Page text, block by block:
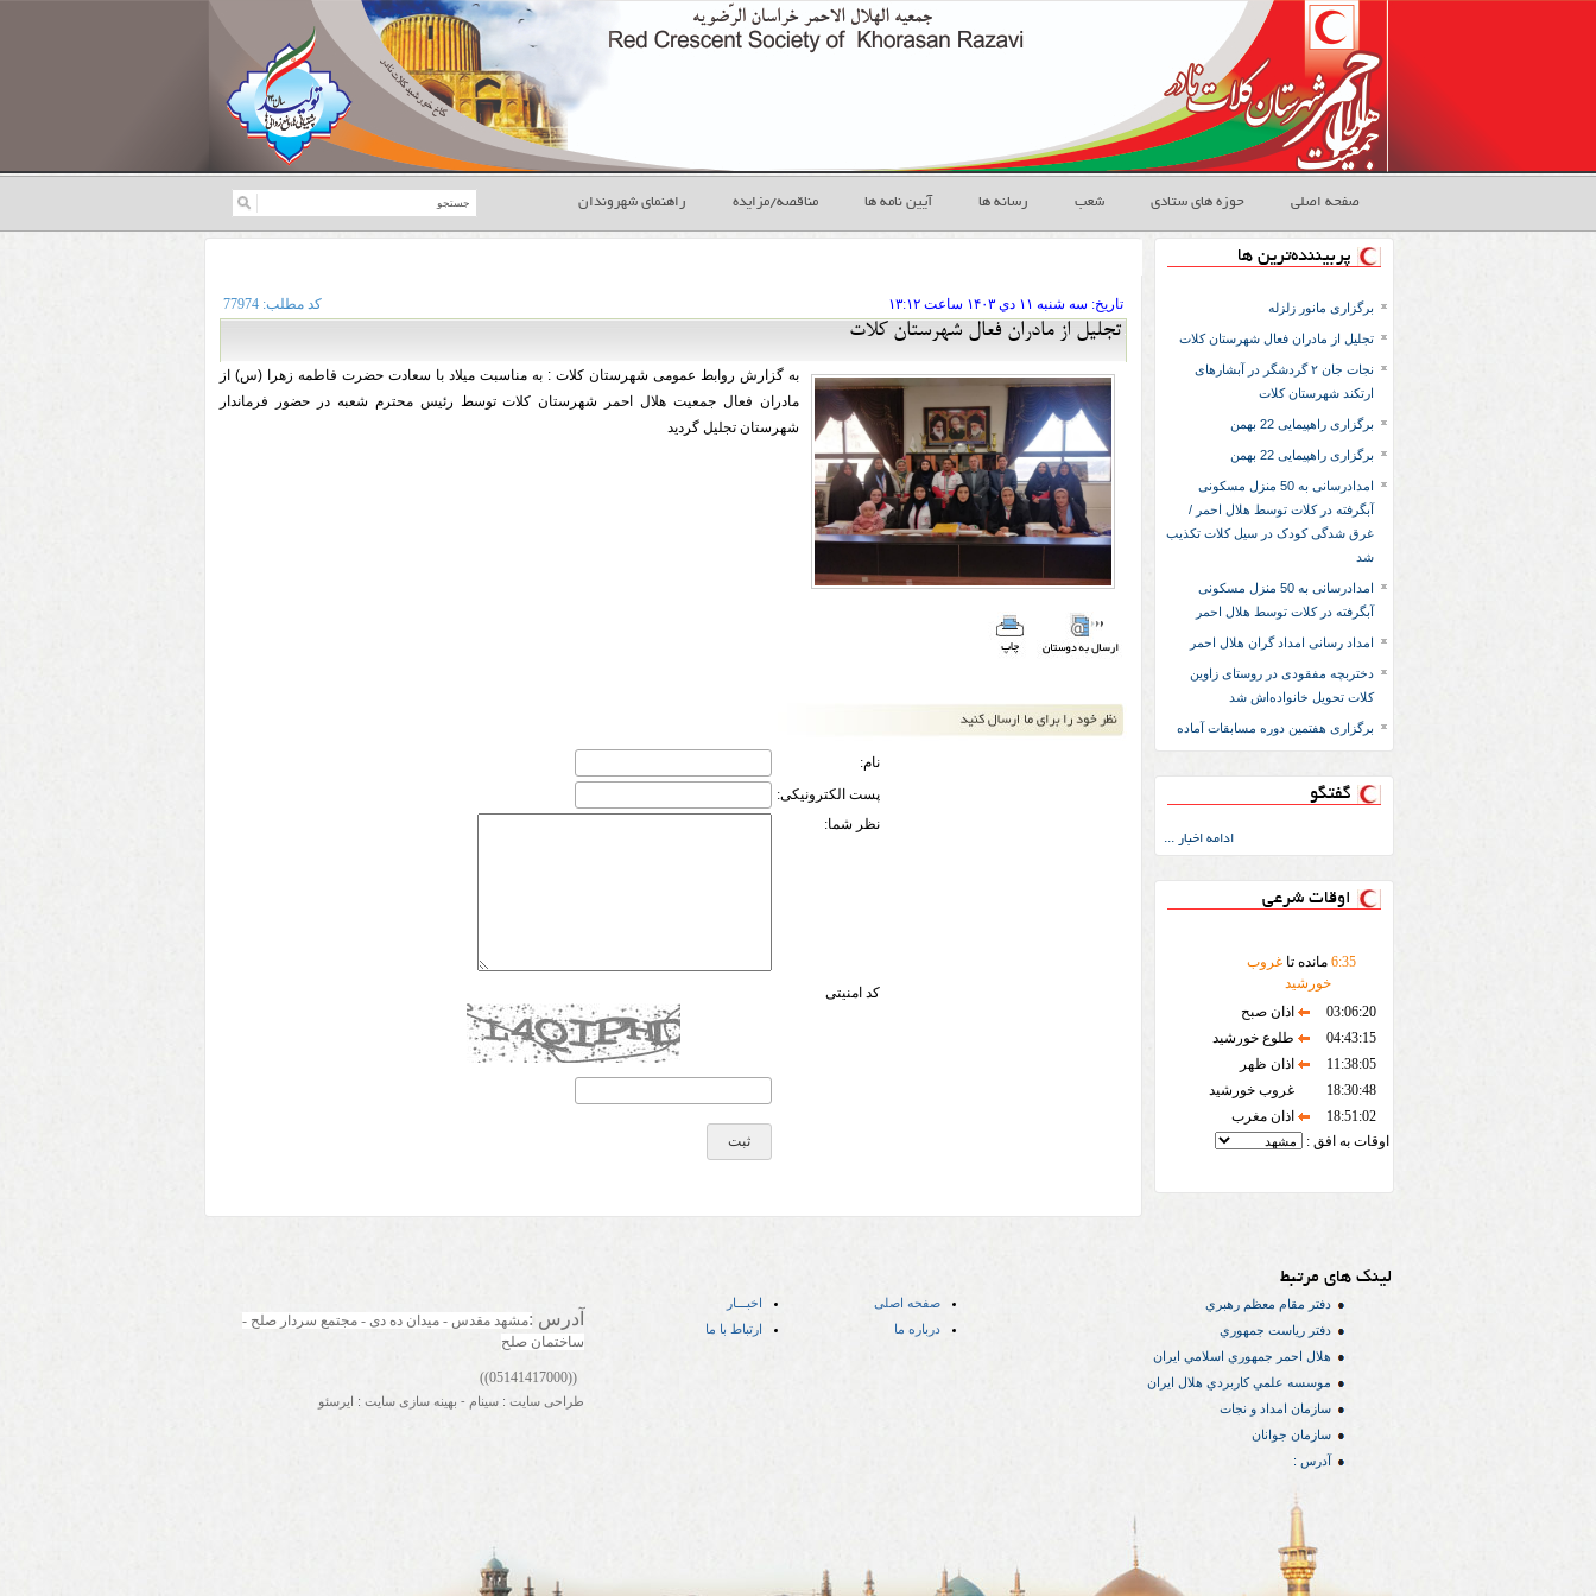
صفحه اصلی حوزه های ستادی شعب رسانه ها آیین نامه ها مناقصه/مزایده راهنمای شهروندان
پربیننده‌ترین ها
برگزاری مانور زلزله
تجلیل از مادران فعال شهرستان کلات
نجات جان ۲ گردشگر در آبشارهای
ارتکند شهرستان کلات
برگزاری راهپیمایی 22 بهمن
برگزاری راهپیمایی 22 بهمن
امدادرسانی به 50 منزل مسکونی
آبگرفته در کلات توسط هلال احمر /
غرق شدگی کودک در سیل کلات تکذیب
شد
امدادرسانی به 50 منزل مسکونی
آبگرفته در کلات توسط هلال احمر
امداد رسانی امداد گران هلال احمر
دختربچه مفقودی در روستای زاوین
کلات تحویل خانواده‌اش شد
برگزاری هفتمین دوره مسابقات آماده
گفتگو
ادامه اخبار ...
اوقات شرعی
6:35 مانده تاغروب
خورشید
03:06:20
اذان صبح
04:43:15
طلوع خورشید
11:38:05
اذان ظهر
18:30:48
غروب خورشید
18:51:02
اذان مغرب
اوقات به افق :
تاريخ: ۱۴۰۳ سه شنبه ۱۱ دي ساعت ۱۳:۱۲ کد مطلب: 77974
تجلیل از مادران فعال شهرستان کلات
به گزارش روابط عمومی شهرستان کلات : به مناسبت میلاد با سعادت حضرت فاطمه زهرا (س) از
مادران فعال جمعیت هلال احمر شهرستان کلات توسط رئیس محترم شعبه در حضور فرماندار
شهرستان تجلیل گردید
نام:
پست الکترونیکی:
نظر شما:
کد امنیتی
لینک های مرتبط
دفتر مقام معظم رهبري
دفتر رياست جمهوري
هلال احمر جمهوري اسلامي ايران
موسسه علمي كاربردي هلال ایران
سازمان امداد و نجات
سازمان جوانان
آدرس :
صفحه اصلی
اخبـــار
درباره ما
ارتباط با ما آدرس :
ساختمان صلح
((05141417000))
طراحی سایت : سینام - بهینه سازی سایت : ایرسئو